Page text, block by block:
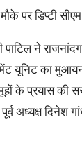
पर डिप्टी
ने
यूनिट का
के प्रयास की
अध्यक्ष दिनेश